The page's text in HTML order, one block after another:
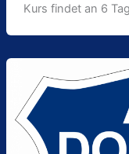
Kurs findet an 6